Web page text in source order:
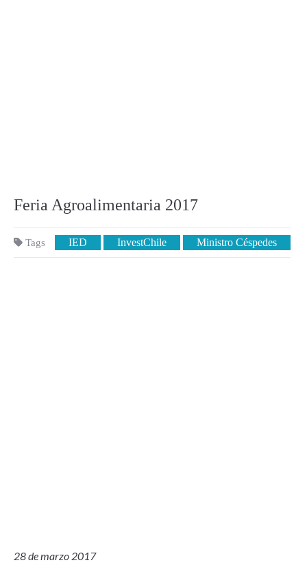
Feria Agroalimentaria 2017
Tags IED InvestChile Ministro Céspedes
28 de marzo 2017